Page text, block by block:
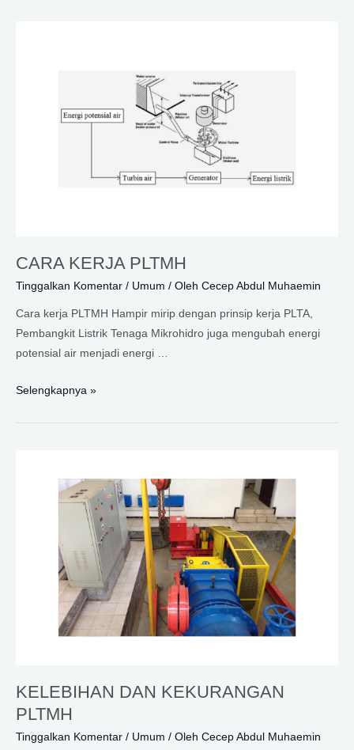
CARA KERJA PLTMH
Tinggalkan Komentar / Umum / Oleh Cecep Abdul Muhaemin
Cara kerja PLTMH Hampir mirip dengan prinsip kerja PLTA,
Pembangkit Listrik Tenaga Mikrohidro juga mengubah energi
potensial air menjadi energi …
CARA
Selengkapnya »
KELEBIHAN DAN KEKURANGAN
PLTMH
Tinggalkan Komentar / Umum / Oleh Cecep Abdul Muhaemin